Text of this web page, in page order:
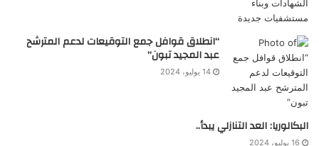
“انطلاق قوافل جمع التوقيعات لدعم المترشح
عبد المجيد تبون”
14 يوليو، 2024
البكالوريا: العد التنازلي يبدأ..
16 يوليو، 2024